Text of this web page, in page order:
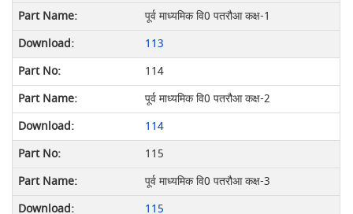
पूर्व माध्यमिक वि0 पतरौआ कक्ष-1
113
114
पूर्व माध्यमिक वि0 पतरौआ कक्ष-2
114
115
पूर्व माध्यमिक वि0 पतरौआ कक्ष-3
115